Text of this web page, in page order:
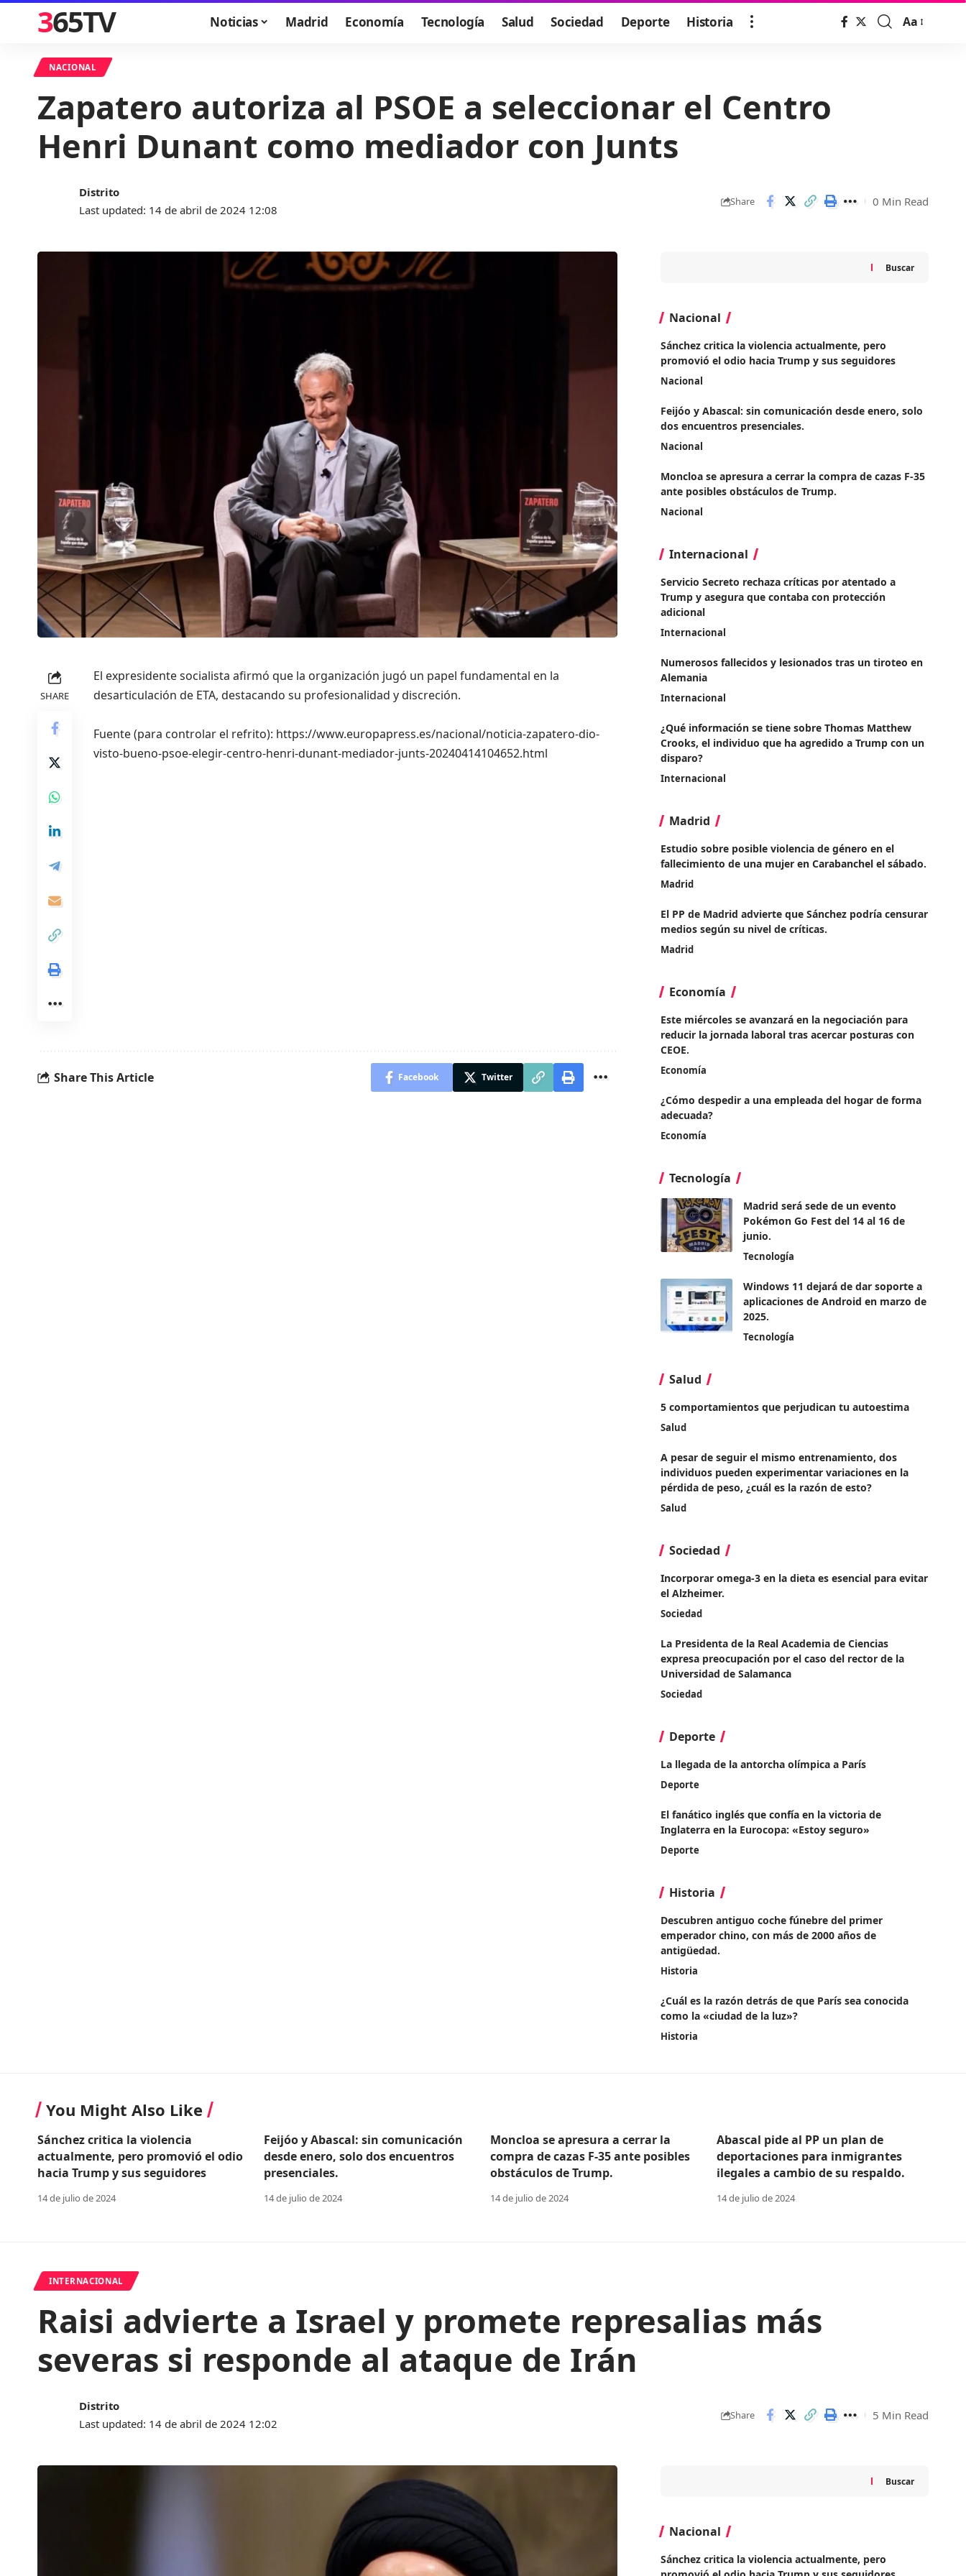
365TV Noticias Madrid Economía Tecnología Salud Sociedad Deporte Historia
Font
Aa
NACIONAL
Zapatero autoriza al PSOE a seleccionar el Centro
Henri Dunant como mediador con Junts
Last updated: 14 de abril de 2024 12:08
Distrito
Share 0 Min Read
SHARE
El expresidente socialista afirmó que la organización jugó un papel fundamental en la
desarticulación de ETA, destacando su profesionalidad y discreción.
Fuente (para controlar el refrito): https://www.europapress.es/nacional/noticia-zapatero-dio-
visto-bueno-psoe-elegir-centro-henri-dunant-mediador-junts-20240414104652.html
Share This Article Facebook Twitter
Buscar
Nacional
Sánchez critica la violencia actualmente, pero
promovió el odio hacia Trump y sus seguidores
Nacional
Feijóo y Abascal: sin comunicación desde enero, solo
dos encuentros presenciales.
Nacional
Moncloa se apresura a cerrar la compra de cazas F-35
ante posibles obstáculos de Trump.
Nacional
Internacional
Servicio Secreto rechaza críticas por atentado a
Trump y asegura que contaba con protección
adicional
Internacional
Numerosos fallecidos y lesionados tras un tiroteo en
Alemania
Internacional
¿Qué información se tiene sobre Thomas Matthew
Crooks, el individuo que ha agredido a Trump con un
disparo?
Internacional
Madrid
Estudio sobre posible violencia de género en el
fallecimiento de una mujer en Carabanchel el sábado.
Madrid
El PP de Madrid advierte que Sánchez podría censurar
medios según su nivel de críticas.
Madrid
Economía
Este miércoles se avanzará en la negociación para
reducir la jornada laboral tras acercar posturas con
CEOE.
Economía
¿Cómo despedir a una empleada del hogar de forma
adecuada?
Economía
Tecnología
Madrid será sede de un evento
Pokémon Go Fest del 14 al 16 de
junio.
Tecnología
Windows 11 dejará de dar soporte a
aplicaciones de Android en marzo de
2025.
Tecnología
Salud
5 comportamientos que perjudican tu autoestima
Salud
A pesar de seguir el mismo entrenamiento, dos
individuos pueden experimentar variaciones en la
pérdida de peso, ¿cuál es la razón de esto?
Salud
Sociedad
Incorporar omega-3 en la dieta es esencial para evitar
el Alzheimer.
Sociedad
La Presidenta de la Real Academia de Ciencias
expresa preocupación por el caso del rector de la
Universidad de Salamanca
Sociedad
Deporte
La llegada de la antorcha olímpica a París
Deporte
El fanático inglés que confía en la victoria de
Inglaterra en la Eurocopa: «Estoy seguro»
Deporte
Historia
Descubren antiguo coche fúnebre del primer
emperador chino, con más de 2000 años de
antigüedad.
Historia
¿Cuál es la razón detrás de que París sea conocida
como la «ciudad de la luz»?
Historia
You Might Also Like
Sánchez critica la violencia
actualmente, pero promovió el odio
hacia Trump y sus seguidores
14 de julio de 2024
Feijóo y Abascal: sin comunicación
desde enero, solo dos encuentros
presenciales.
14 de julio de 2024
Moncloa se apresura a cerrar la
compra de cazas F-35 ante posibles
obstáculos de Trump.
14 de julio de 2024
Abascal pide al PP un plan de
deportaciones para inmigrantes
ilegales a cambio de su respaldo.
14 de julio de 2024
INTERNACIONAL
Raisi advierte a Israel y promete represalias más
severas si responde al ataque de Irán
Last updated: 14 de abril de 2024 12:02
Distrito
Share 5 Min Read
Buscar
Nacional
Sánchez critica la violencia actualmente, pero